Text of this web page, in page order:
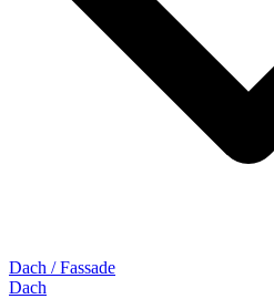
Dach / Fassade
Dach